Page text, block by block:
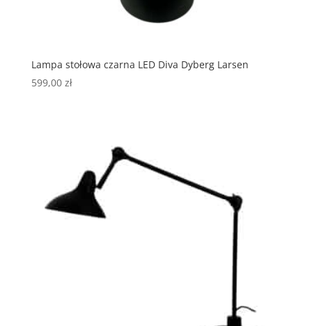
Lampa stołowa czarna LED Diva Dyberg Larsen
599,00 zł